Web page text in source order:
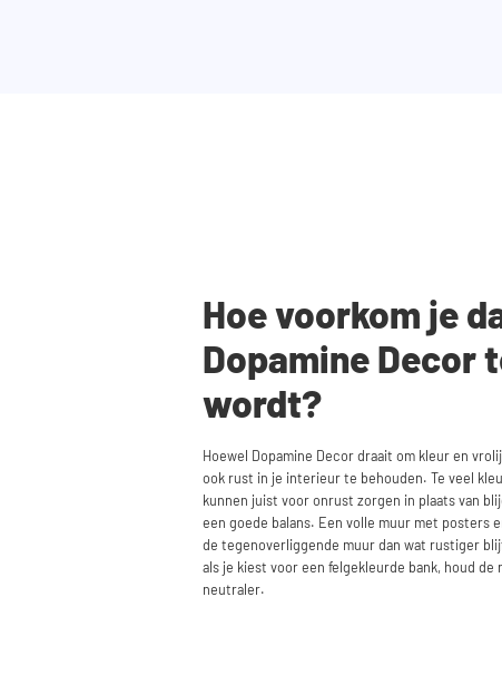
Hoe voorkom je
Dopamine Decor
wordt?
Hoewel Dopamine Decor draait om kleur en
ook rust in je interieur te behouden. Te veel
kunnen juist voor onrust zorgen in plaats van
een goede balans. Een volle muur met posters
de tegenoverliggende muur dan wat rustiger
als je kiest voor een felgekleurde bank, houd de
neutraler.